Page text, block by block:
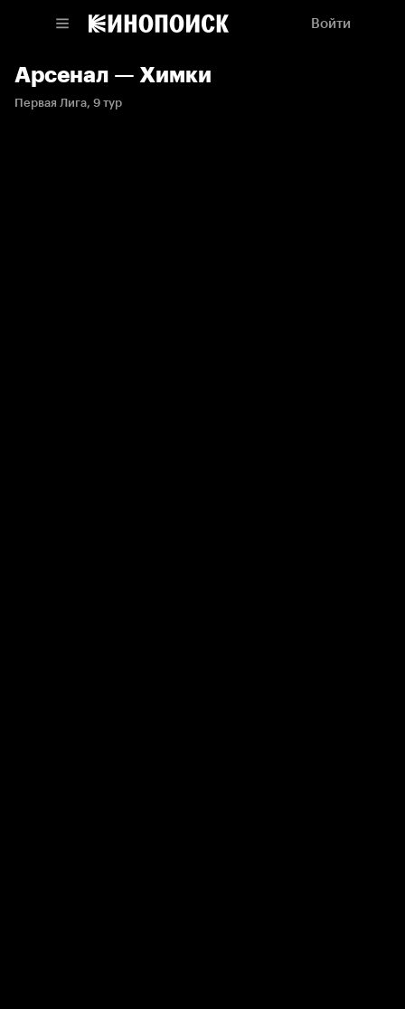
Войти
Арсенал — Химки
Первая Лига, 9 тур